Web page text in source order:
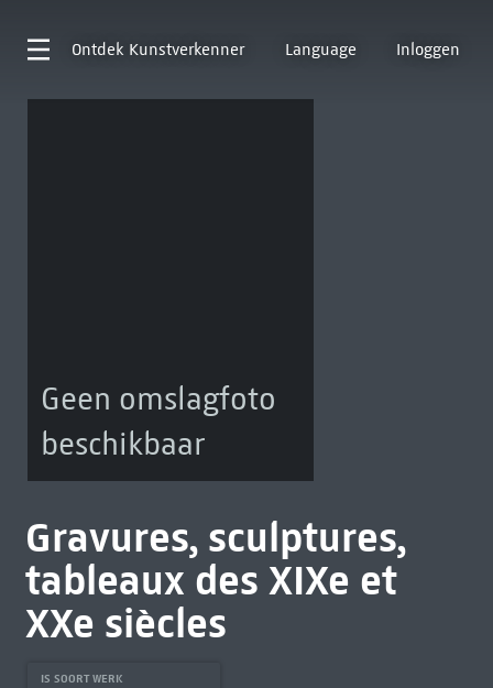
Ontdek Kunstverkenner Language Inloggen
Geen omslagfoto
beschikbaar
Gravures, sculptures,
tableaux des XIXe et
XXe siècles
IS SOORT WERK